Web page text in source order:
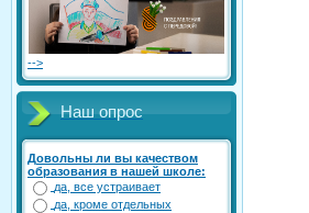
-->
Наш опрос
Довольны ли вы качеством
образования в нашей школе:
да, все устраивает
да, кроме отдельных